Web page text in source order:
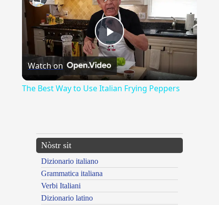
Play
Video
Watch on
The Best Way to Use Italian Frying Peppers
Nòstr sit
Dizionario italiano
Grammatica italiana
Verbi Italiani
Dizionario latino